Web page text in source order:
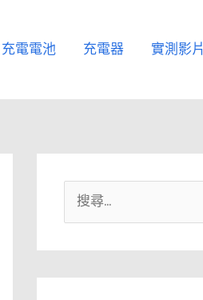
充電電池 充電器 實測影片
尋
關
鍵